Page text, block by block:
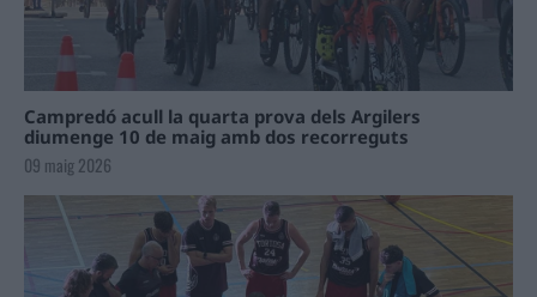
Campredó acull la quarta prova dels Argilers
diumenge 10 de maig amb dos recorreguts
09 maig 2026